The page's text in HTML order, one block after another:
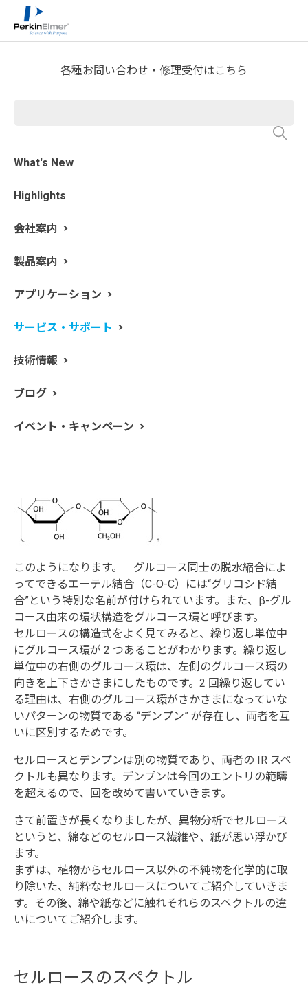
各種お問い合わせ・修理受付はこちら
What's New
Highlights
会社案内
製品案内
アプリケーション
サービス・サポート
技術情報
ブログ
イベント・キャンペーン
ホーム
分析屋さんが言いたがらない 分析のテクニックあれこ
れ
今回はセルロースをご紹介します。セルロースは植物を
構成する主要な有機物で、前回のエントリでご紹介した
タンパク質とともに異物分析で遭遇する可能性の高い物
質です。セルロースは以下のような
とする天然の高分子です。β-グルコースは酸素 1 つと炭
素 5 つからなる六員環に、ヒドロキシ基( -OH)とメチロ
ール基( - CH
- OH ) が付加した構造の糖類です。構造式
はこのようになります。
この β-グルコースが両隣の β-グルコースと脱水縮合を繰
このようになります。 グルコース同士の脱水縮合によ
ってできるエーテル結合（C-O-C）には“グリコシド結
合”という特別な名前が付けられています。また、β-グル
コース由来の環状構造をグルコース環と呼びます。
セルロースの構造式をよく見てみると、繰り返し単位中
にグルコース環が 2 つあることがわかります。繰り返し
単位中の右側のグルコース環は、左側のグルコース環の
向きを上下さかさまにしたものです。2 回繰り返してい
る理由は、右側のグルコース環がさかさまになっていな
いパターンの物質である “デンプン” が存在し、両者を互
いに区別するためです。
セルロースとデンプンは別の物質であり、両者の IR スペ
クトルも異なります。デンプンは今回のエントリの範疇
を超えるので、回を改めて書いていきます。
さて前置きが長くなりましたが、異物分析でセルロース
というと、綿などのセルロース繊維や、紙が思い浮かび
ます。
まずは、植物からセルロース以外の不純物を化学的に取
り除いた、純粋なセルロースについてご紹介していきま
す。その後、綿や紙などに触れそれらのスペクトルの違
いについてご紹介します。
セルロースのスペクトル